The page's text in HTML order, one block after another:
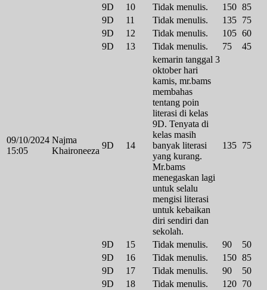
9D
10 Tidak menulis. 150 85
9D
11 Tidak menulis. 135 75
9D
12 Tidak menulis. 105 60
9D
13 Tidak menulis. 75 45
09/10/2024
15:05
Najma
Khaironeeza
9D 14
kemarin tanggal 3
oktober hari
kamis, mr.bams
membahas
tentang poin
literasi di kelas
9D. Tenyata di
kelas masih
banyak literasi
yang kurang.
Mr.bams
menegaskan lagi
untuk selalu
mengisi literasi
untuk kebaikan
diri sendiri dan
sekolah.
135 75
9D 15 Tidak menulis. 90
50
9D
16 Tidak menulis. 150 85
9D
17 Tidak menulis. 90
50
9D
18 Tidak menulis. 120 70